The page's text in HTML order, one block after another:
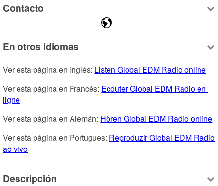
Contacto
En otros idiomas
Ver esta página en Inglés: Listen Global EDM Radio online
Ver esta página en Francés: Ecouter Global EDM Radio en
ligne
Ver esta página en Alemán: Hören Global EDM Radio online
Ver esta página en Portugues: Reproduzir Global EDM Radio
ao vivo
Descripción